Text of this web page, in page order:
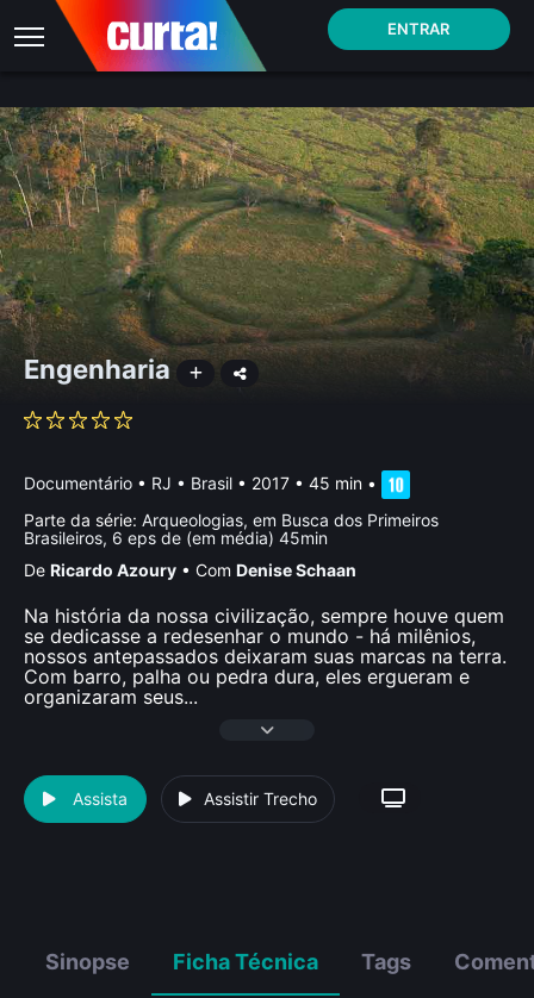
ENTRAR
Engenharia
Documentário • RJ • Brasil • 2017 • 45 min •
Parte da série: Arqueologias, em Busca dos Primeiros
Brasileiros, 6 eps de (em média) 45min
De Ricardo Azoury • Com Denise Schaan
Na história da nossa civilização, sempre houve quem
se dedicasse a redesenhar o mundo - há milênios,
nossos antepassados deixaram suas marcas na terra.
Com barro, palha ou pedra dura, eles ergueram e
organizaram seus...
Assista Assistir Trecho
Sinopse Ficha Técnica Tags